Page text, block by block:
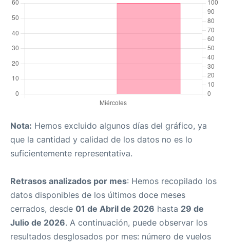
Nota: Hemos excluido algunos días del gráfico, ya
que la cantidad y calidad de los datos no es lo
suficientemente representativa.
Retrasos analizados por mes: Hemos recopilado los
datos disponibles de los últimos doce meses
cerrados, desde 01 de Abril de 2026 hasta 29 de
Julio de 2026. A continuación, puede observar los
resultados desglosados por mes: número de vuelos